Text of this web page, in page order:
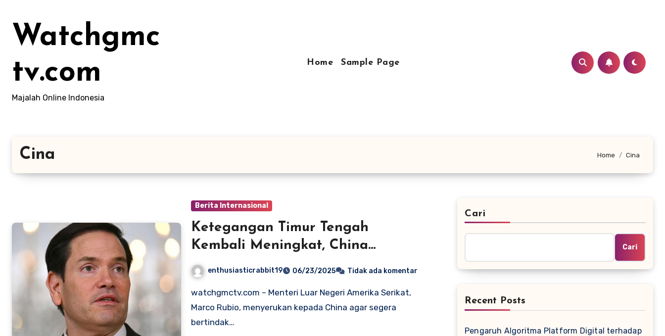
kontenWatchgmc
tv.com
Majalah Online Indonesia
Home Sample Page
Cina Home Cina
Berita Internasional
Ketegangan Timur Tengah
Kembali Meningkat, China
Didorong Berperan Redam Aksi
Iran
enthusiasticrabbit19 06/23/2025 Tidak ada komentar
watchgmctv.com – Menteri Luar Negeri Amerika Serikat,
Marco Rubio, menyerukan kepada China agar segera
bertindak…
Cari
Cari
Recent Posts
Pengaruh Algoritma Platform Digital terhadap